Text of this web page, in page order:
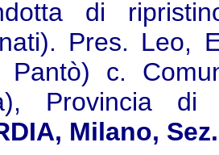
di
Pres. Leo,
Pantò) c.
Provincia
Milano,